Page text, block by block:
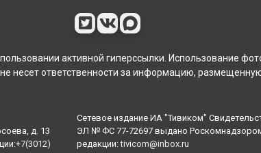
активной гиперссылки. Использование
несет ответственности за информацию,
д. 13
+7(3012)
Сетевое издание ИА "Тивиком"
ЭЛ № ФС 77-72697 выдано
редакции:tivicom@inbox.ru